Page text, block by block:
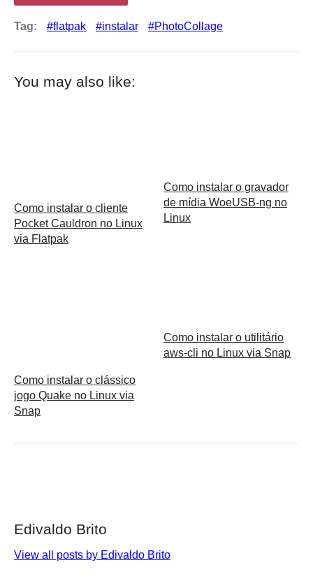
Tag: flatpak instalar PhotoCollage
You may also like:
Como instalar o cliente
Pocket Cauldron no Linux
via Flatpak
Como instalar o gravador
de mídia WoeUSB-ng no
Linux
Como instalar o clássico
jogo Quake no Linux via
Snap
Como instalar o utilitário
aws-cli no Linux via Snap
Edivaldo Brito
View all posts by Edivaldo Brito